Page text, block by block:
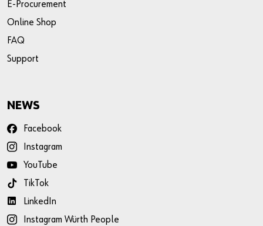
E-Procurement
Online Shop
FAQ
Support
NEWS
Facebook
Instagram
YouTube
TikTok
LinkedIn
Instagram Würth People